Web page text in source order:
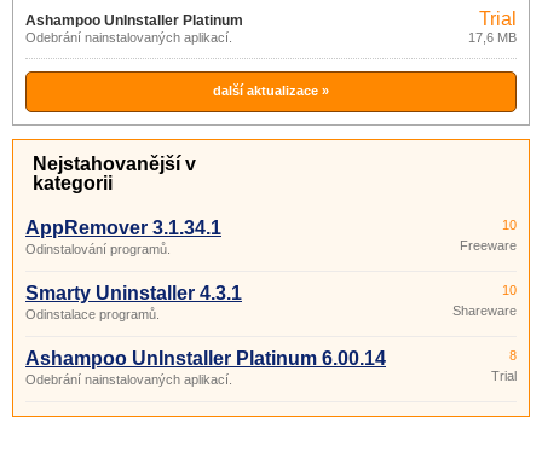
Ashampoo UnInstaller Platinum
6.00.14
Odebrání nainstalovaných aplikací.
Trial
17,6 MB
další aktualizace »
Nejstahovanější v
kategorii
AppRemover 3.1.34.1
Odinstalování programů.
10
Freeware
Smarty Uninstaller 4.3.1
Odinstalace programů.
10
Shareware
Ashampoo UnInstaller Platinum 6.00.14
Odebrání nainstalovaných aplikací.
8
Trial